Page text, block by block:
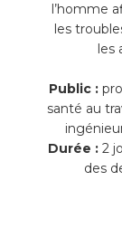
l’homme
les
les
Public :
santé au
Durée :2
des